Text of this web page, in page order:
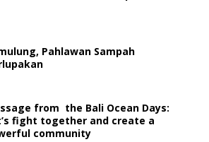
Pahlawan Sampah
from the Bali Ocean Days:
fight together and create a
community